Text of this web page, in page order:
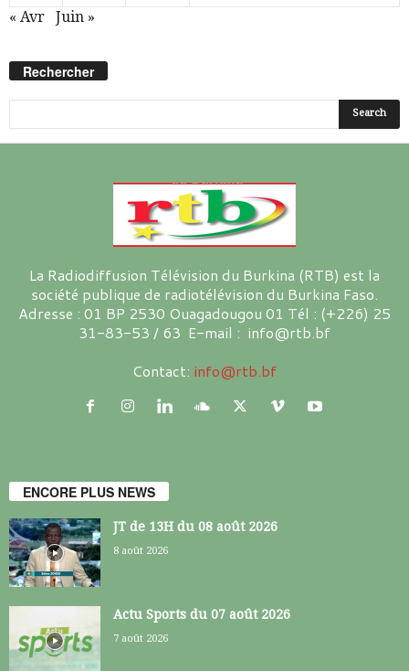
« Avr
Juin »
Rechercher
La Radiodiffusion Télévision du Burkina (RTB) est la
société publique de radiotélévision du Burkina Faso.
Adresse : 01 BP 2530 Ouagadougou 01 Tél : (+226) 25
31-83-53 / 63 E-mail : info@rtb.bf
Contact: info@rtb.bf
ENCORE PLUS NEWS
JT de 13H du 08 août 2026
8 août 2026
Actu Sports du 07 août 2026
7 août 2026